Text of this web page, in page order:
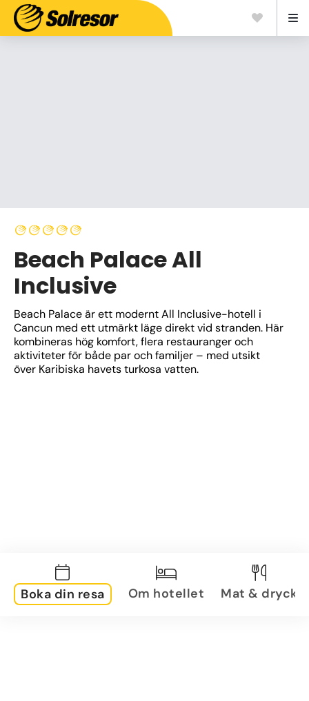
Beach Palace All
Inclusive
Beach Palace är ett modernt All Inclusive-hotell i
Cancun med ett utmärkt läge direkt vid stranden. Här
kombineras hög komfort, flera restauranger och
aktiviteter för både par och familjer – med utsikt
över Karibiska havets turkosa vatten.
Boka din resa Om hotellet Mat & dryck